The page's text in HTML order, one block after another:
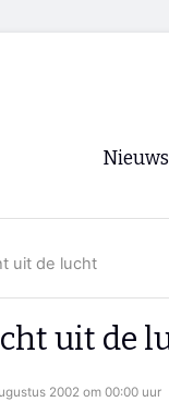
Nieuws
RSS
uit de lucht
uit de
2002 om 00:00 uur